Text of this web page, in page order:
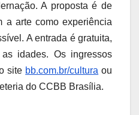
A proposta é de
a arte como experiência
A entrada é gratuita,
idades. Os ingressos
site bb.com.br/cultura ou
do CCBB Brasília.